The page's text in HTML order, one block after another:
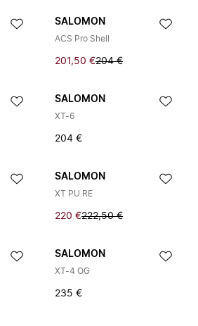
SALOMON
ACS Pro Shell
201,50 €204 €
SALOMON
XT-6
204 €
SALOMON
XT PU.RE
220 €222,50 €
SALOMON
XT-4 OG
235 €